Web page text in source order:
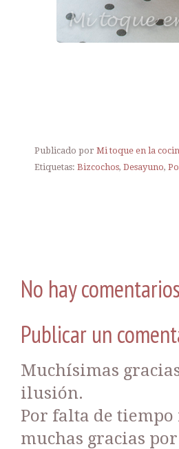
Publicado por Mi toque en la
Etiquetas: Bizcochos, Desayuno,
No hay
Publicar un
Muchísimas
ilusión.
Por falta de
muchas gracias